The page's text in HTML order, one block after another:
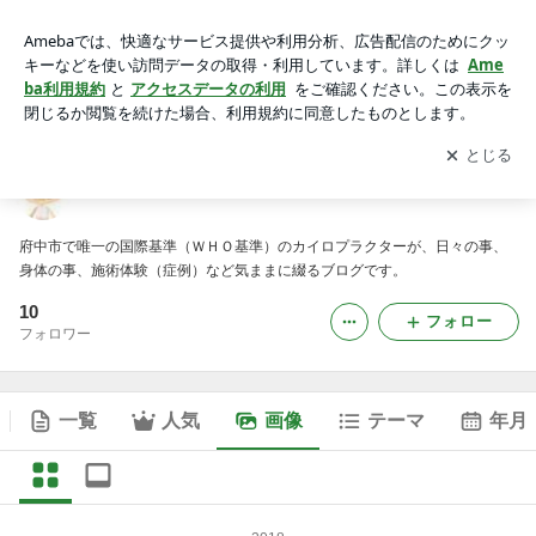
アプリをダウンロードして ブログの更新通知
を受け取りまし
ょう。
開く
府中市で唯一の国際基準（ＷＨＯ基準）のカイロプラクターが、日々の事、
身体の事、施術体験（症例）など気ままに綴るブログです。
10
フォロワー
フォロー
一覧 人気 画像 テーマ 年月